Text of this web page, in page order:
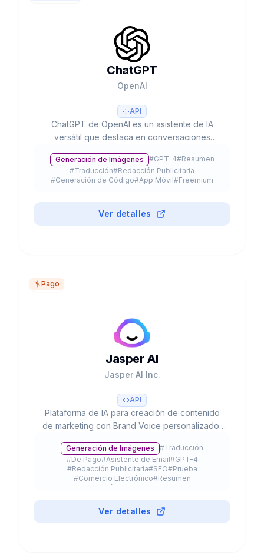
ChatGPT
OpenAI
API
ChatGPT de OpenAI es un asistente de IA
versátil que destaca en conversaciones
de problemas complejos. Con sus capacidades
multimodales avanzadas, procesa texto, voz e
Generación de Imágenes #GPT-4#Resumen
#Traducción#Redacción Publicitaria
#Generación de Código#App Móvil#Freemium
Ver detalles
Pago
Jasper AI
Jasper AI Inc.
API
Plataforma de IA para creación de contenido
de marketing con Brand Voice personalizado,
en equipo. Usado por 20% del Fortune 500.
Generación de Imágenes #Traducción
#De Pago#Asistente de Email#GPT-4
#Redacción Publicitaria#SEO#Prueba
#Comercio Electrónico#Resumen
Extensión de Navegador
Ver detalles